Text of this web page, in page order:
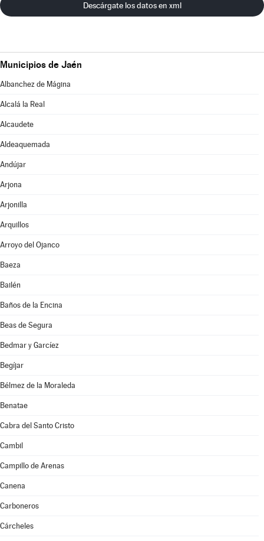
Descárgate los datos en xml
Municipios de Jaén
Albanchez de Mágina
Alcalá la Real
Alcaudete
Aldeaquemada
Andújar
Arjona
Arjonilla
Arquillos
Arroyo del Ojanco
Baeza
Bailén
Baños de la Encina
Beas de Segura
Bedmar y Garcíez
Begíjar
Bélmez de la Moraleda
Benatae
Cabra del Santo Cristo
Cambil
Campillo de Arenas
Canena
Carboneros
Cárcheles